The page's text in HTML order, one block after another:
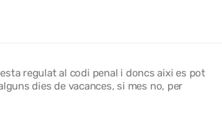
regulat al codi penal i doncs aixi es pot
dies de vacances, si mes no, per